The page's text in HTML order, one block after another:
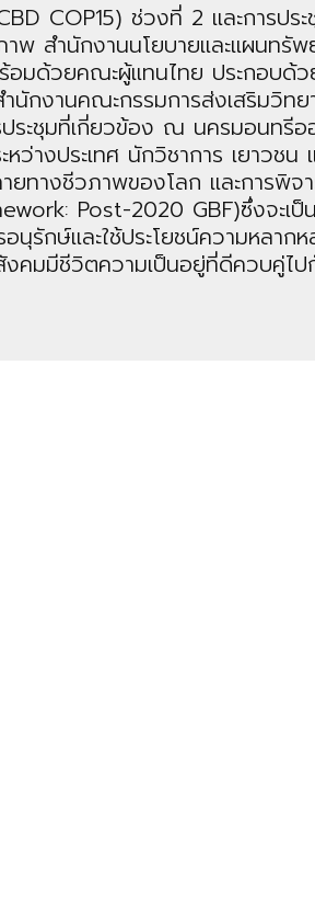
COP15) ช่วงที่ 2 และการประ
สำนักงานนโยบายและแผนทรัพ
มด้วยคณะผู้แทนไทย ประกอบด้
กงานคณะกรรมการส่งเสริมวิทย
ระชุมที่เกี่ยวข้อง ณ นครมอนทรีอ
ว่างประเทศ นักวิชาการ เยาวชน
ยทางชีวภาพของโลก และการพิ
Post-2020 GBF)ซึ่งจะเป็
นุรักษ์และใช้ประโยชน์ความหลาก
มมีชีวิตความเป็นอยู่ที่ดีควบคู่ไป